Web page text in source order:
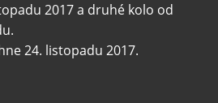
2017 a druhé kolo od
24. listopadu 2017.